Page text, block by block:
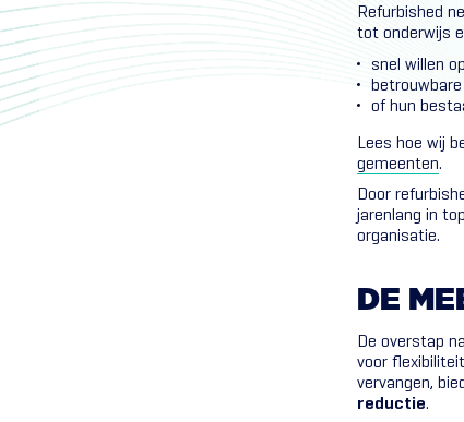
Refurbished
tot onderwijs
snel willen
of hun
Lees hoe wij
gemeenten.
Door
jarenlang in
organisatie.
DE
De overstap
voor
vervangen,
reductie.